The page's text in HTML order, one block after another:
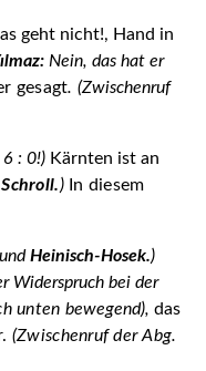
geht nicht!, Hand in
Nein, das hat er
gesagt. (Zwischenruf
: 0!) Kärnten ist an
Schroll.) In diesem
undHeinisch-Hosek.)
Widerspruch bei der
unten bewegend), das
(Zwischenruf der Abg.